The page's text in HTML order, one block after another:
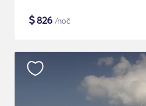
$826 /noč